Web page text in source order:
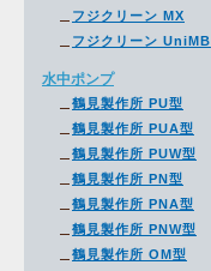
フジクリーン MX
フジクリーン UniMB
水中ポンプ
鶴見製作所 PU型
鶴見製作所 PUA型
鶴見製作所 PUW型
鶴見製作所 PN型
鶴見製作所 PNA型
鶴見製作所 PNW型
鶴見製作所 OM型